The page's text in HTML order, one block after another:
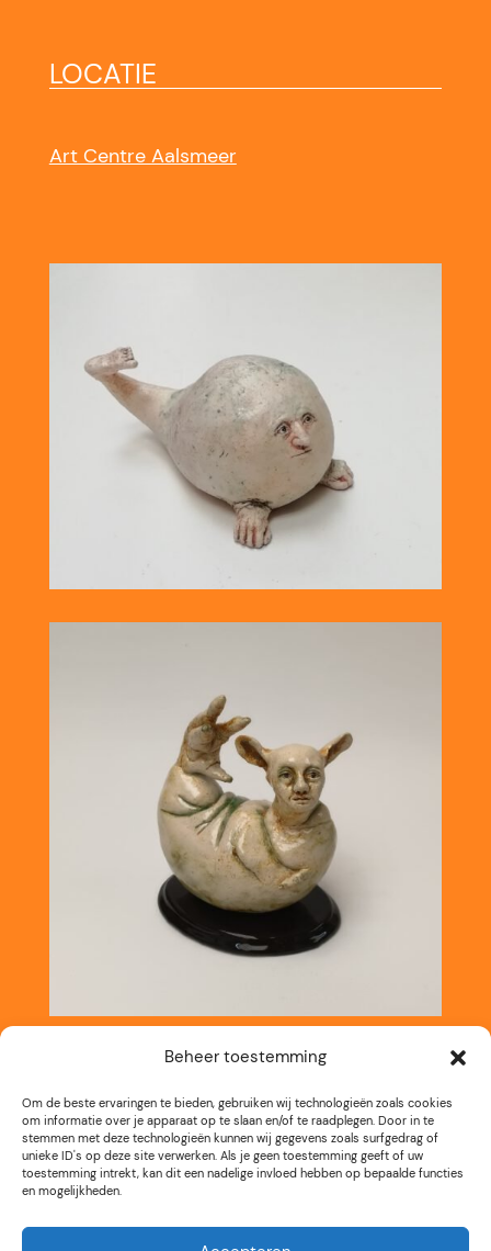
Beheer toestemming
Om de beste ervaringen te bieden, gebruiken wij technologieën zoals cookies
om informatie over je apparaat op te slaan en/of te raadplegen. Door in te
stemmen met deze technologieën kunnen wij gegevens zoals surfgedrag of
unieke ID's op deze site verwerken. Als je geen toestemming geeft of uw
toestemming intrekt, kan dit een nadelige invloed hebben op bepaalde functies
en mogelijkheden.
LOCATIE
Art Centre Aalsmeer